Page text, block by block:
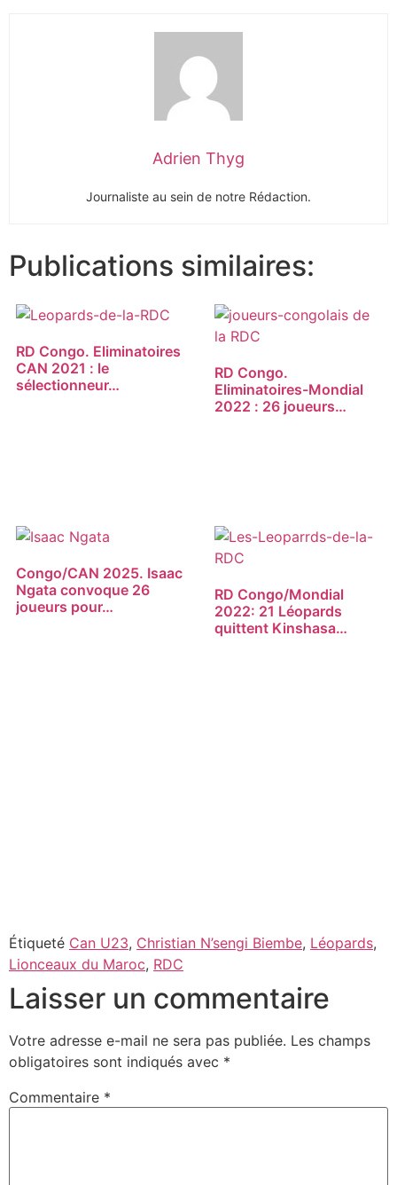
Adrien Thyg
Journaliste au sein de notre Rédaction.
Publications similaires:
RD Congo. Eliminatoires
CAN 2021 : le
sélectionneur…
RD Congo.
Eliminatoires-Mondial
2022 : 26 joueurs…
Congo/CAN 2025. Isaac
Ngata convoque 26
joueurs pour…
RD Congo/Mondial
2022: 21 Léopards
quittent Kinshasa…
Étiqueté Can U23, Christian N’sengi Biembe, Léopards,
Lionceaux du Maroc, RDC
Laisser un commentaire
Votre adresse e-mail ne sera pas publiée. Les champs
obligatoires sont indiqués avec *
Commentaire *